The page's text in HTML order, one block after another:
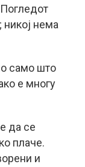
никој нема
само што
е многу
да се
плаче.
и